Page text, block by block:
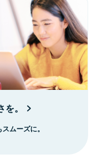
。
ムーズに。